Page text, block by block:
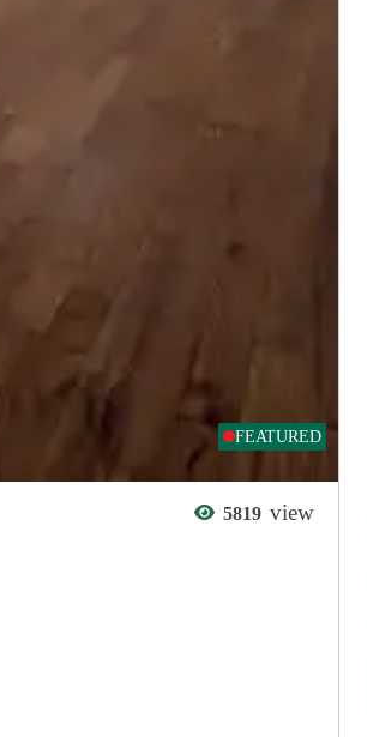
FEATURED
5819 view